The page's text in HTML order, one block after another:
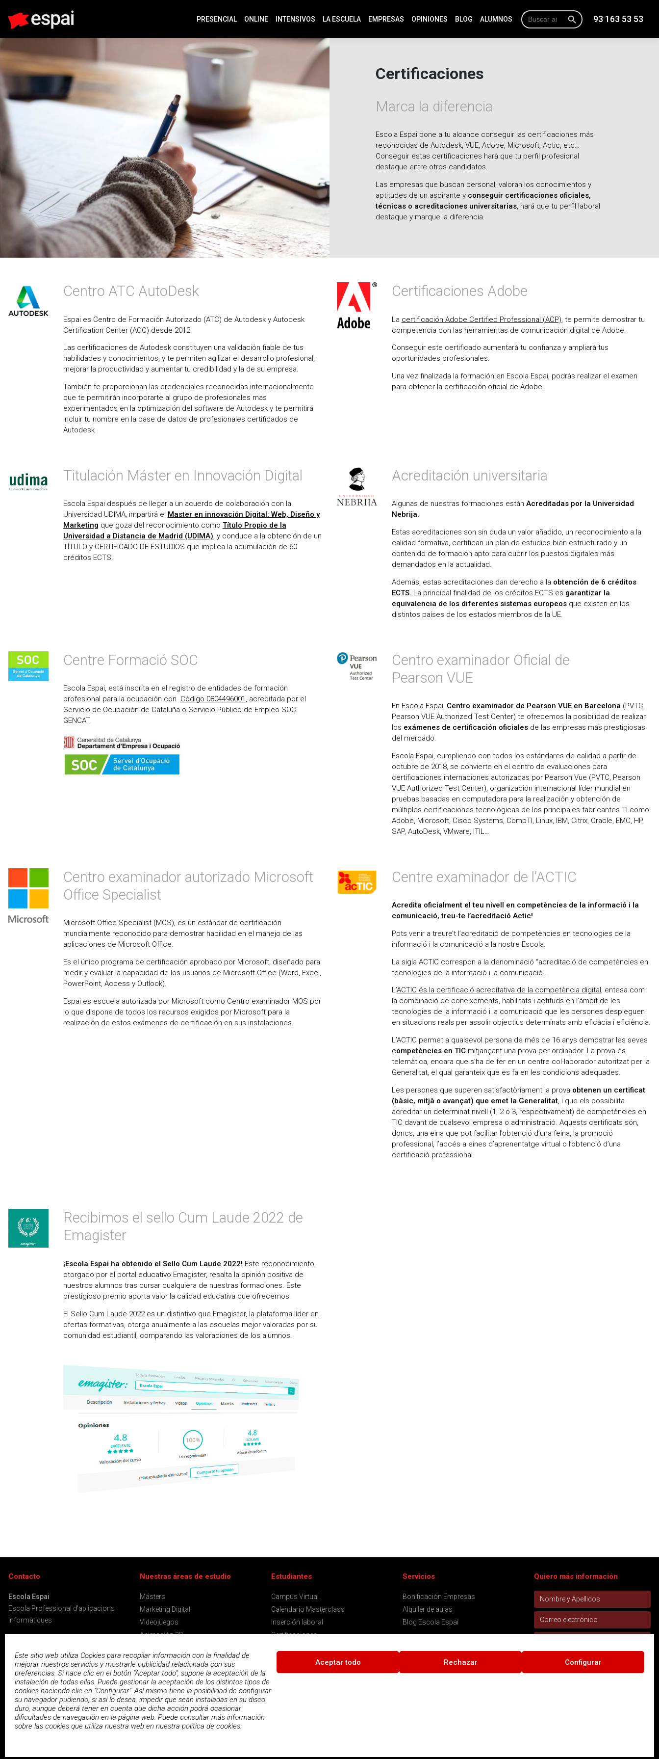
Este sitio web utiliza Cookies para recopilar información con la finalidad de
mejorar nuestros servicios y mostrarle publicidad relacionada con sus
preferencias. Si hace clic en el botón "Aceptar todo", supone la aceptación de la
instalación de todas ellas. Puede gestionar la aceptación de los distintos tipos de
cookies haciendo clic en “Configurar”. Así mismo tiene la posibilidad de configurar
su navegador pudiendo, si así lo desea, impedir que sean instaladas en su disco
duro, aunque deberá tener en cuenta que dicha acción podrá ocasionar
dificultades de navegación en la página web. Puede consultar más información
sobre las cookies que utiliza nuestra web en nuestra política de cookies.
Aceptar todo Rechazar Configurar
PRESENCIAL ONLINE INTENSIVOS LA ESCUELA EMPRESAS OPINIONES BLOG ALUMNOS 93 163 53 53
Buscar: Botón de búsqueda
Certificaciones
Marca la diferencia
Escola Espai pone a tu alcance conseguir las certificaciones más
reconocidas de Autodesk, VUE, Adobe, Microsoft, Actic, etc…
Conseguir estas certificaciones hará que tu perfil profesional
destaque entre otros candidatos.
Las empresas que buscan personal, valoran los conocimientos y
aptitudes de un aspirante y conseguir certificaciones oficiales,
técnicas o acreditaciones universitarias, hará que tu perfil laboral
destaque y marque la diferencia.
Centro ATC AutoDesk
Espai es Centro de Formación Autorizado (ATC) de Autodesk y Autodesk
Certification Center (ACC) desde 2012.
Las certificaciones de Autodesk constituyen una validación fiable de tus
habilidades y conocimientos, y te permiten agilizar el desarrollo profesional,
mejorar la productividad y aumentar tu credibilidad y la de su empresa.
También te proporcionan las credenciales reconocidas internacionalmente
que te permitirán incorporarte al grupo de profesionales mas
experimentados en la optimización del software de Autodesk y te permitirá
incluir tu nombre en la base de datos de profesionales certificados de
Autodesk
Certificaciones Adobe
La certificación Adobe Certified Professional (ACP), te permite demostrar tu
competencia con las herramientas de comunicación digital de Adobe.
Conseguir este certificado aumentará tu confianza y ampliará tus
oportunidades profesionales.
Una vez finalizada la formación en Escola Espai, podrás realizar el examen
para obtener la certificación oficial de Adobe.
Titulación Máster en Innovación Digital
Escola Espai después de llegar a un acuerdo de colaboración con la
Universidad UDIMA, impartirá el Master en innovación Digital: Web, Diseño y
Marketing que goza del reconocimiento como Título Propio de la
Universidad a Distancia de Madrid (UDIMA), y conduce a la obtención de un
TÍTULO y CERTIFlCADO DE ESTUDIOS que implica la acumulación de 60
créditos ECTS.
Acreditación universitaria
Algunas de nuestras formaciones están Acreditadas por la Universidad
Nebrija.
Estas acreditaciones son sin duda un valor añadido, un reconocimiento a la
calidad formativa, certifican un plan de estudios bien estructurado y un
contenido de formación apto para cubrir los puestos digitales más
demandados en la actualidad.
Además, estas acreditaciones dan derecho a la obtención de 6 créditos
ECTS. La principal finalidad de los créditos ECTS es garantizar la
equivalencia de los diferentes sistemas europeosque existen en los
distintos países de los estados miembros de la UE.
Centre Formació SOC
Escola Espai, está inscrita en el registro de entidades de formación
profesional para la ocupación con Código 0804496001 , acreditada por el
Servicio de Ocupación de Cataluña o Servicio Público de Empleo SOC
GENCAT.
Centro examinador Oficial de
Pearson VUE
En Escola Espai, Centro examinador de Pearson VUE en Barcelona (PVTC,
Pearson VUE Authorized Test Center) te ofrecemos la posibilidad de realizar
los exámenes de certificación oficialesde las empresas más prestigiosas
del mercado.
Escola Espai, cumpliendo con todos los estándares de calidad a partir de
octubre de 2018, se convierte en el centro de evaluaciones para
certificaciones internaciones autorizadas por Pearson Vue (PVTC, Pearson
VUE Authorized Test Center), organización internacional líder mundial en
pruebas basadas en computadora para la realización y obtención de
múltiples certificaciones tecnológicas de los principales fabricantes TI como:
Adobe, Microsoft, Cisco Systems, CompTI, Linux, IBM, Citrix, Oracle, EMC, HP,
SAP, AutoDesk, VMware, ITIL…
Centro examinador autorizado Microsoft
Office Specialist
Microsoft Office Specialist (MOS), es un estándar de certificación
mundialmente reconocido para demostrar habilidad en el manejo de las
aplicaciones de Microsoft Office.
Es el único programa de certificación aprobado por Microsoft, diseñado para
medir y evaluar la capacidad de los usuarios de Microsoft Office (Word, Excel,
PowerPoint, Access y Outlook).
Espai es escuela autorizada por Microsoft como Centro examinador MOS por
lo que dispone de todos los recursos exigidos por Microsoft para la
realización de estos exámenes de certificación en sus instalaciones.
Centre examinador de l’ACTIC
Acredita oficialment el teu nivell en competències de la informació i la
comunicació, treu-te l’acreditació Actic!
Pots venir a treure’t l’acreditació de competències en tecnologies de la
informació i la comunicació a la nostre Escola.
La sigla ACTIC correspon a la denominació “acreditació de competències en
tecnologies de la informació i la comunicació”.
L’ACTIC és la certificació acreditativa de la competència digital , entesa com
la combinació de coneixements, habilitats i actituds en l’àmbit de les
tecnologies de la informació i la comunicació que les persones despleguen
en situacions reals per assolir objectius determinats amb eficàcia i eficiència.
L’ACTIC permet a qualsevol persona de més de 16 anys demostrar les seves
competències en TICmitjançant una prova per ordinador. La prova és
telemàtica, encara que s’ha de fer en un centre col·laborador autoritzat per la
Generalitat, el qual garanteix que es fa en les condicions adequades.
Les persones que superen satisfactòriament la prova obtenen un certificat
(bàsic, mitjà o avançat) que emet la Generalitat, i que els possibilita
acreditar un determinat nivell (1, 2 o 3, respectivament) de competències en
TIC davant de qualsevol empresa o administració. Aquests certificats són,
doncs, una eina que pot facilitar l’obtenció d’una feina, la promoció
professional, l’accés a eines d’aprenentatge virtual o l’obtenció d’una
certificació professional.
Recibimos el sello Cum Laude 2022 de
Emagister
¡Escola Espai ha obtenido el Sello Cum Laude 2022! Este reconocimiento,
otorgado por el portal educativo Emagister, resalta la opinión positiva de
nuestros alumnos tras cursar cualquiera de nuestras formaciones. Este
prestigioso premio aporta valor la calidad educativa que ofrecemos.
El Sello Cum Laude 2022 es un distintivo que Emagister, la plataforma líder en
ofertas formativas, otorga anualmente a las escuelas mejor valoradas por su
comunidad estudiantil, comparando las valoraciones de los alumnos.
Contacto
Escola Espai
Escola Professional d'aplicacions
Informàtiques
08029 Barcelona
Tel. 93 163 53 53
info@espai.es
Nuestras áreas de estudio
Másters
Marketing Digital
Videojuegos
Animación 3D
Desarrollo Web
Programación
Video y Postproducción
Servidores y Virtualización
Ofimática
Estudiantes
Campus Virtual
Calendario Masterclass
Inserción laboral
Certificaciones
Servicios
Bonificación Empresas
Alquiler de aulas
Blog Escola Espai
Quiero más información